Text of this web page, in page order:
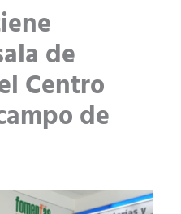
de
Centro
de